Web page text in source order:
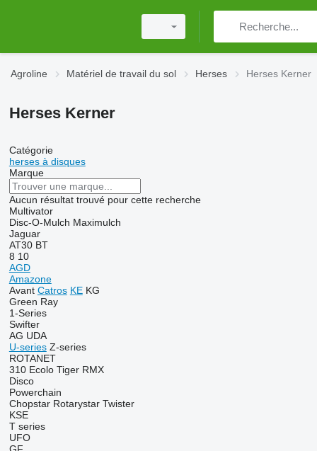
Agroline Matériel de travail du sol Herses Herses Kerner
Herses Kerner
Catégorie
herses à disques
Marque
Aucun résultat trouvé pour cette recherche
Multivator
Disc-O-Mulch Maximulch
Jaguar
AT30 BT
8 10
AGD
Amazone
Avant Catros KE KG
Green Ray
1-Series
Swifter
AG UDA
U-series Z-series
ROTANET
310 Ecolo Tiger RMX
Disco
Powerchain
Chopstar Rotarystar Twister
KSE
T series
UFO